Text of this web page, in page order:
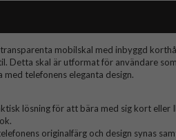
mobilskal med inbyggd
Detta skal är utformat för användare
telefonens eleganta design.
lösning för att bära med sig kort eller
originalfärg och design synas